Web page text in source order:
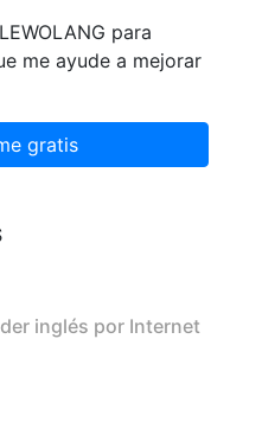
para
me ayude a mejorar
gratis
inglés por Internet